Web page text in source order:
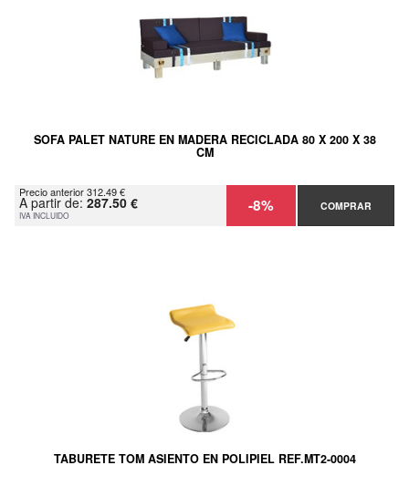
SOFA PALET NATURE EN MADERA RECICLADA 80 X 200 X 38
CM
Precio anterior 312.49 €
A partir de: 287.50 €
IVA INCLUIDO -8% COMPRAR
TABURETE TOM ASIENTO EN POLIPIEL REF.MT2-0004